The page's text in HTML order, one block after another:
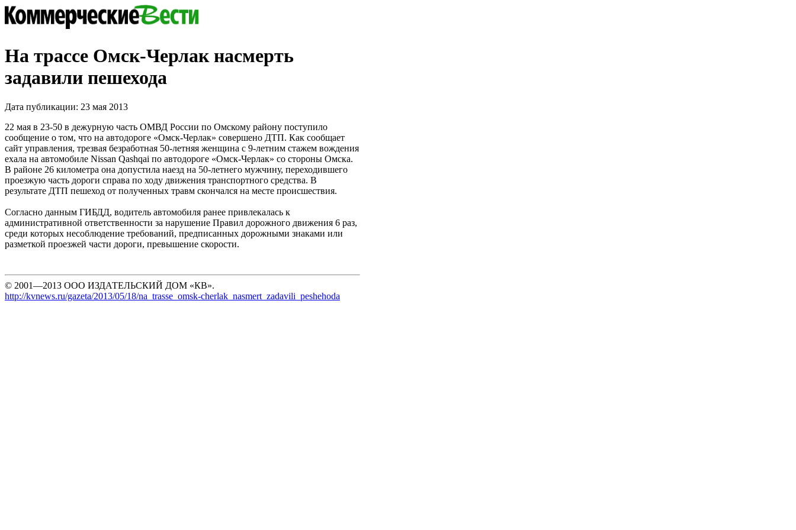
На трассе Омск-Черлак насмерть
задавили пешехода
Дата публикации: 23 мая 2013
22 мая в 23-50 в дежурную часть ОМВД России по Омскому району поступило
сообщение о том, что на автодороге «Омск-Черлак» совершено ДТП. Как сообщает
сайт управления, трезвая безработная 50-летняя женщина с 9-летним стажем вождения
ехала на автомобиле Nissan Qashqai по автодороге «Омск-Черлак» со стороны Омска.
В районе 26 километра она допустила наезд на 50-летнего мужчину, переходившего
проезжую часть дороги справа по ходу движения транспортного средства. В
результате ДТП пешеход от полученных травм скончался на месте происшествия.
Согласно данным ГИБДД, водитель автомобиля ранее привлекалась к
административной ответственности за нарушение Правил дорожного движения 6 раз,
среди которых несоблюдение требований, предписанных дорожными знаками или
разметкой проезжей части дороги, превышение скорости.
© 2001—2013 ООО ИЗДАТЕЛЬСКИЙ ДОМ «КВ».
http://kvnews.ru/gazeta/2013/05/18/na_trasse_omsk-cherlak_nasmert_zadavili_peshehoda